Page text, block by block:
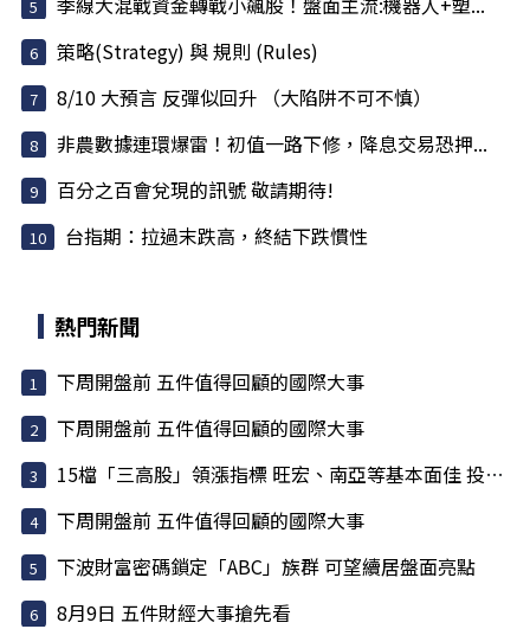
策略(Strategy) 與 規則 (Rules)
8/10 大預言 反彈似回升 （大陷阱不可不慎）
非農數據連環爆雷！初值一路下修，降息交易恐押...
百分之百會兌現的訊號 敬請期待!
台指期：拉過末跌高，終結下跌慣性
熱門新聞
下周開盤前 五件值得回顧的國際大事
下周開盤前 五件值得回顧的國際大事
15檔「三高股」領漲指標 旺宏、南亞等基本面佳 投信大買
下周開盤前 五件值得回顧的國際大事
下波財富密碼鎖定「ABC」族群 可望續居盤面亮點
8月9日 五件財經大事搶先看